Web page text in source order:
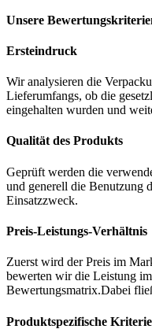
Unsere
Ersteindruck
Wir analysieren die
Lieferumfangs, ob die
eingehalten wurden und
Qualität des Produkts
Geprüft werden die
und generell die Benutzung
Einsatzzweck.
Preis-Leistungs-Verhältnis
Zuerst wird der Preis im
bewerten wir die Leistung
Bewertungsmatrix.Dabei
Produktspezifische